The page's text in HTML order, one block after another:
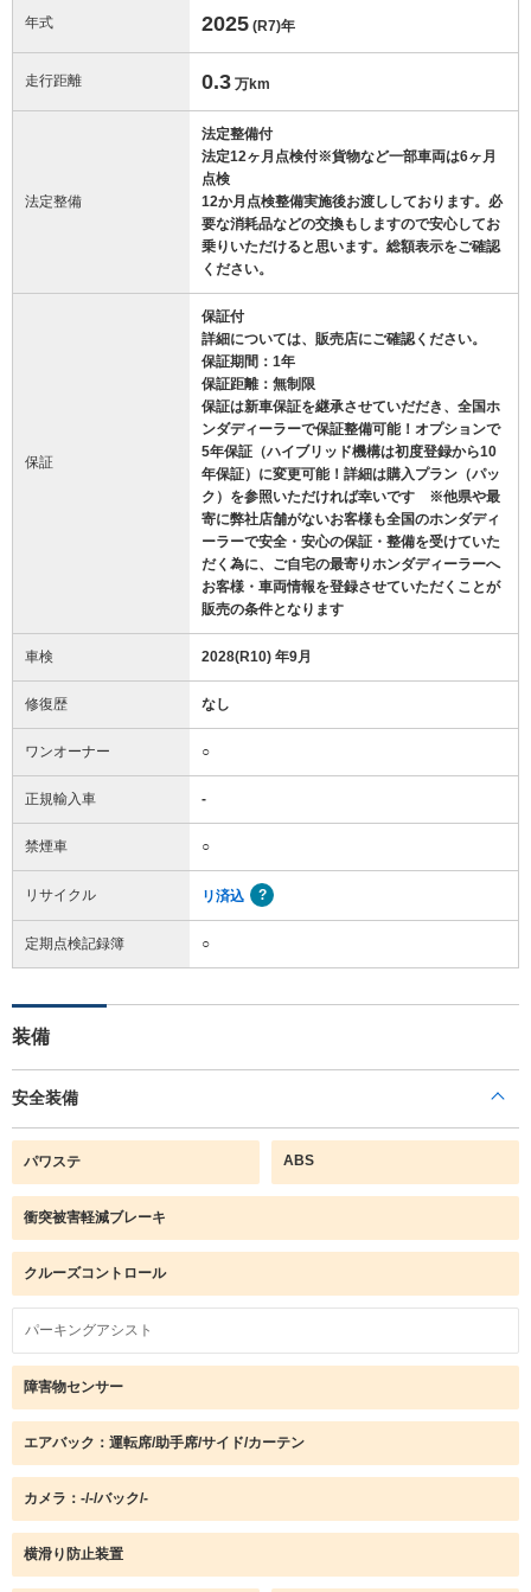
年式 2025 (R7)年
走行距離 0.3 万km
法定整備
法定整備付
法定12ヶ月点検付※貨物など一部車両は6ヶ月
点検
12か月点検整備実施後お渡ししております。必
要な消耗品などの交換もしますので安心してお
乗りいただけると思います。総額表示をご確認
ください。
保証
保証付
詳細については、販売店にご確認ください。
保証期間：1年
保証距離：無制限
保証は新車保証を継承させていだだき、全国ホ
ンダディーラーで保証整備可能！オプションで
5年保証（ハイブリッド機構は初度登録から10
年保証）に変更可能！詳細は購入プラン（パッ
ク）を参照いただければ幸いです ※他県や最
寄に弊社店舗がないお客様も全国のホンダディ
ーラーで安全・安心の保証・整備を受けていた
だく為に、ご自宅の最寄りホンダディーラーへ
お客様・車両情報を登録させていただくことが
販売の条件となります
車検 2028(R10) 年9月
修復歴 なし
ワンオーナー ○
正規輸入車 -
禁煙車 ○
リサイクル リ済込
定期点検記録簿 ○
装備
安全装備
パワステ ABS
衝突被害軽減ブレーキ
クルーズコントロール
パーキングアシスト
障害物センサー
エアバック：運転席/助手席/サイド/カーテン
カメラ：-/-/バック/-
横滑り防止装置